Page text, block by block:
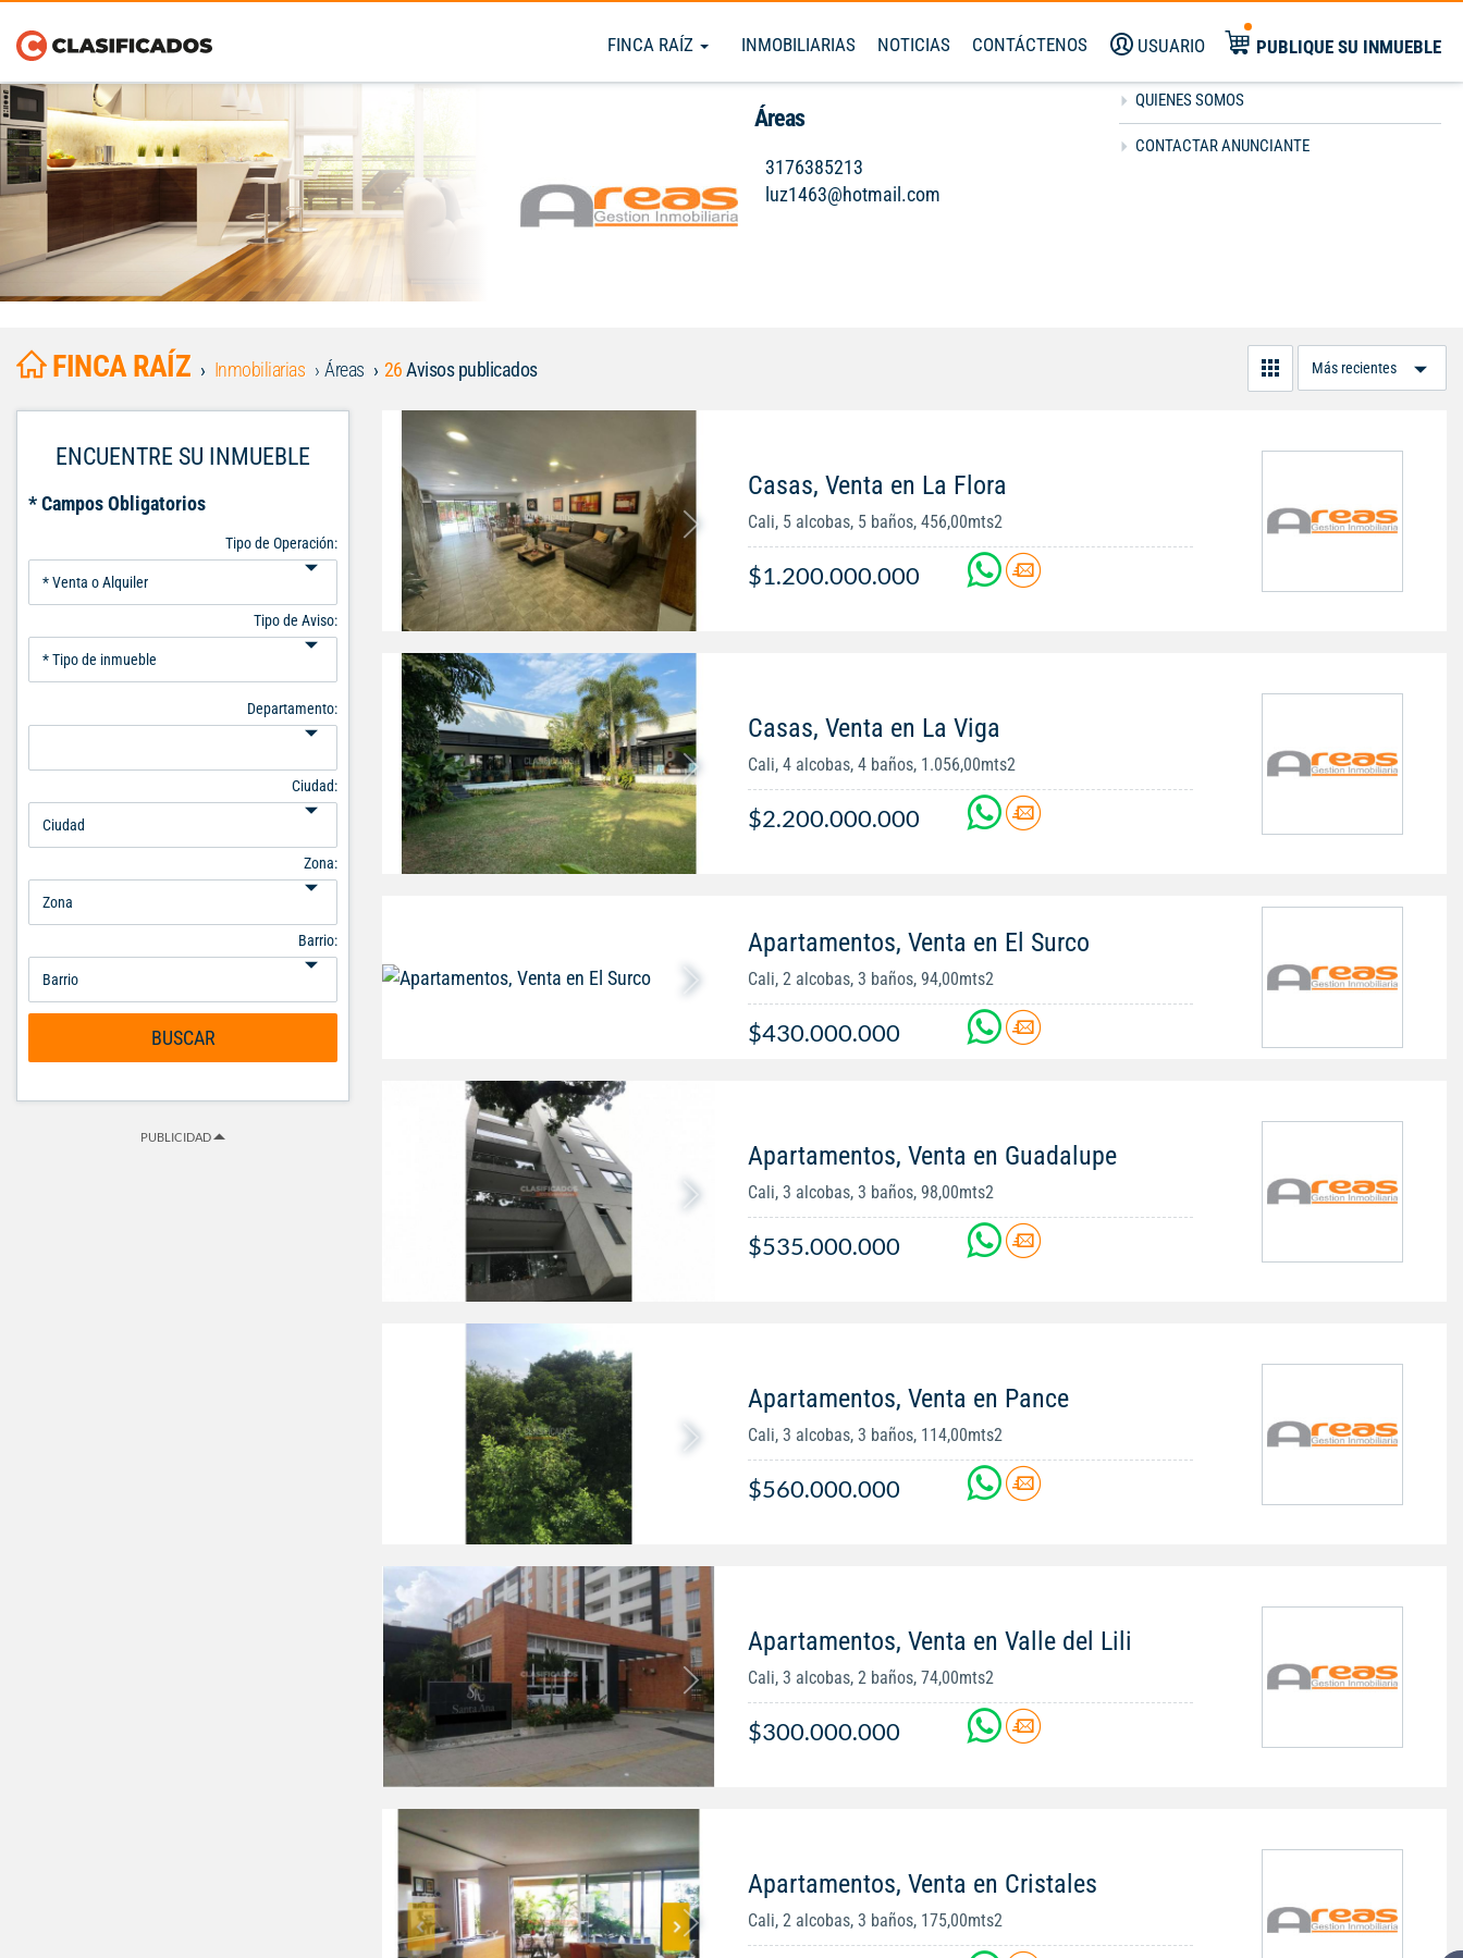
FINCA RAÍZ INMOBILIARIAS NOTICIAS CONTÁCTENOS USUARIO PUBLIQUE SU INMUEBLE
Áreas
3176385213
luz1463@hotmail.com
QUIENES SOMOS
CONTACTAR ANUNCIANTE
FINCA RAÍZ Inmobiliarias Áreas 26Avisos publicados
Casas, Venta en La Flora
Cali, 5 alcobas, 5 baños, 456,00mts2
$1.200.000.000
Casas, Venta en La Viga
Cali, 4 alcobas, 4 baños, 1.056,00mts2
$2.200.000.000
Apartamentos, Venta en El Surco
Cali, 2 alcobas, 3 baños, 94,00mts2
$430.000.000
Apartamentos, Venta en Guadalupe
Cali, 3 alcobas, 3 baños, 98,00mts2
$535.000.000
Apartamentos, Venta en Pance
Cali, 3 alcobas, 3 baños, 114,00mts2
$560.000.000
Apartamentos, Venta en Valle del Lili
Cali, 3 alcobas, 2 baños, 74,00mts2
$300.000.000
Apartamentos, Venta en Cristales
Cali, 2 alcobas, 3 baños, 175,00mts2
ENCUENTRE SU INMUEBLE
* Campos Obligatorios
Tipo de Operación:
Tipo de Aviso:
Departamento:
Ciudad:
Zona:
Barrio:
BUSCAR
PUBLICIDAD